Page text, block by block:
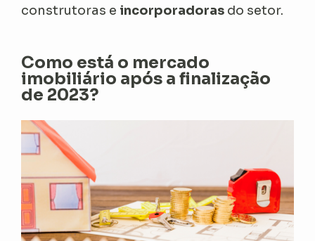
construtoras e incorporadoras do setor.
Como está o mercado
imobiliário após a finalização
de 2023?